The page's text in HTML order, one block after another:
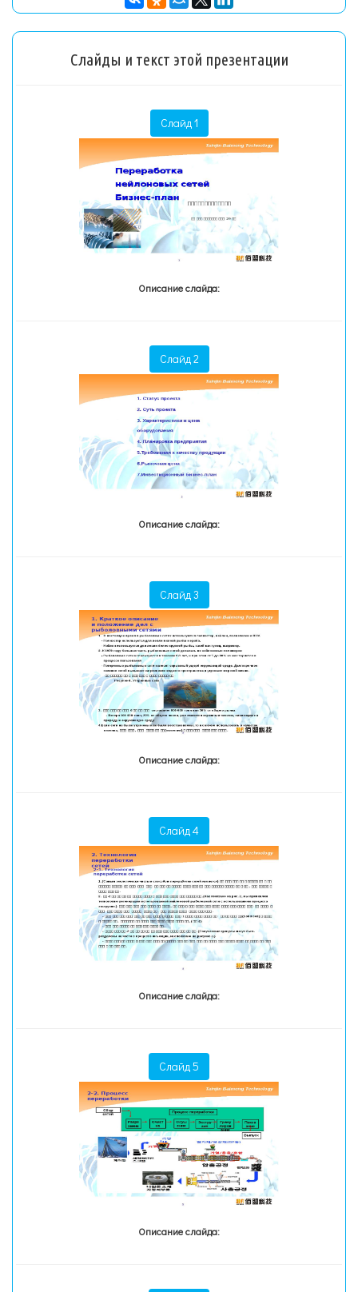
Слайды и текст этой презентации
Слайд 1
Описание слайда:
Слайд 2
Описание слайда:
Слайд 3
Описание слайда:
Слайд 4
Описание слайда:
Слайд 5
Описание слайда: